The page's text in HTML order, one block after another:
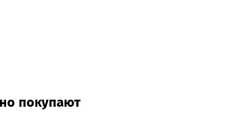
покупают